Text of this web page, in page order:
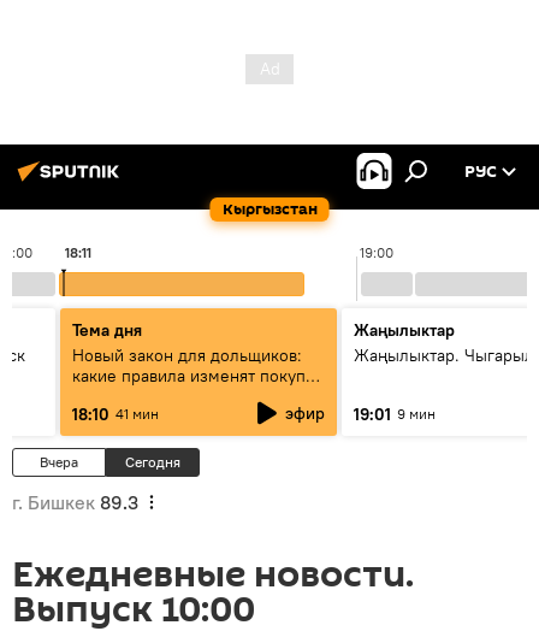
Кыргызстан
РУС
18:00 19:00
18:11
Тема дня
Новый закон для дольщиков:
какие правила изменят покупку
18:10 41 мин эфир
Жаңылыктар
Жаңылыктар.
19:01 9 мин
Вчера Сегодня
г. Бишкек 89.3
Ежедневные новости.
Выпуск 10:00